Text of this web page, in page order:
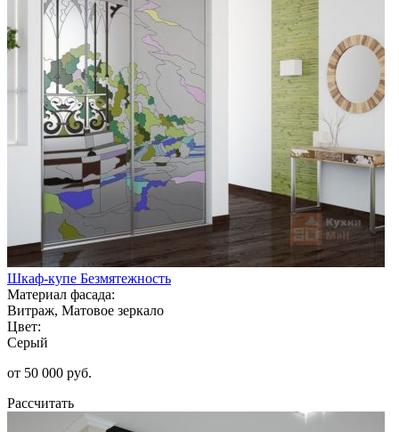
Шкаф-купе Безмятежность
Материал фасада:
Витраж, Матовое зеркало
Цвет:
Серый
от 50 000 руб.
Рассчитать